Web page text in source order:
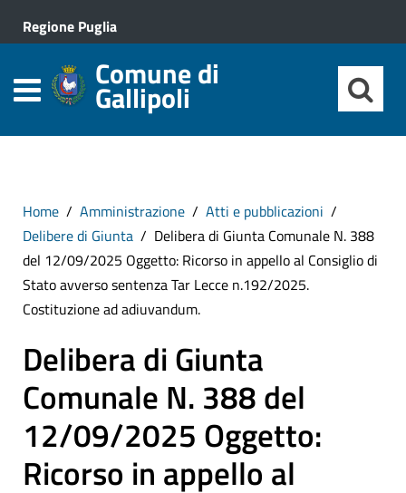
Regione Puglia
Comune di
Gallipoli
Home Amministrazione
Atti e pubblicazioni
Delibere di Giunta
Delibera di Giunta Comunale N. 388
del 12/09/2025 Oggetto: Ricorso in appello al Consiglio di
Stato avverso sentenza Tar Lecce n.192/2025.
Costituzione ad adiuvandum.
Delibera di Giunta
Comunale N. 388 del
12/09/2025 Oggetto:
Ricorso in appello al